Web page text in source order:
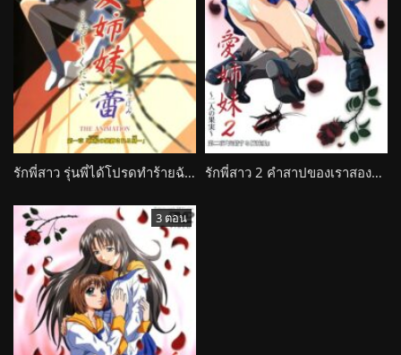
รักพี่สาว รุ่นพี่ได้โปรดทำร้ายฉันแบบนั้นที Ai Shimai Tsubomi… Kegashite Kudasai รักพี่สาว 2 คำสาปของเราสองพี่น้องจะจบลง Ai Shimai 2: Futari no Kajitsu
3 ตอน